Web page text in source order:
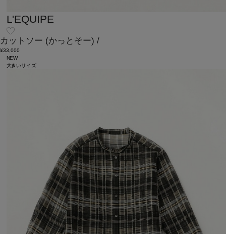
L'EQUIPE
カットソー (かっとそー) /
¥33,000
NEW
大きいサイズ